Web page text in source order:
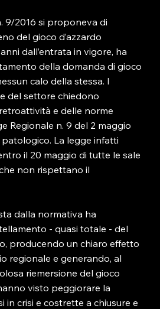
9/2016 si proponeva di
del gioco d’azzardo
dall’entrata in vigore, ha
della domanda di gioco
calo della stessa. I
del settore chiedono
e delle norme
Regionale n. 9 del 2 maggio
La legge infatti
il 20 maggio di tutte le sale
non rispettano il
dalla normativa ha
- quasi totale - del
producendo un chiaro effetto
regionale e generando, al
riemersione del gioco
visto peggiorare la
in crisi e costrette a chiusure e